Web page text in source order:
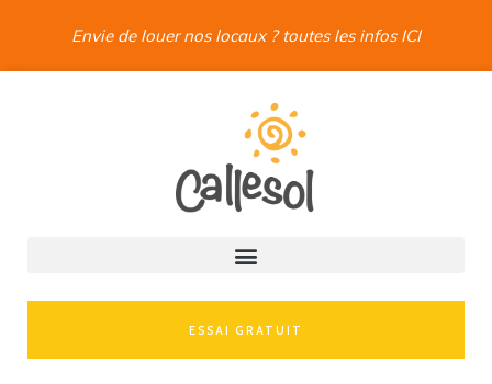
Envie de louer nos locaux ? toutes les infos ICI
ESSAI GRATUIT